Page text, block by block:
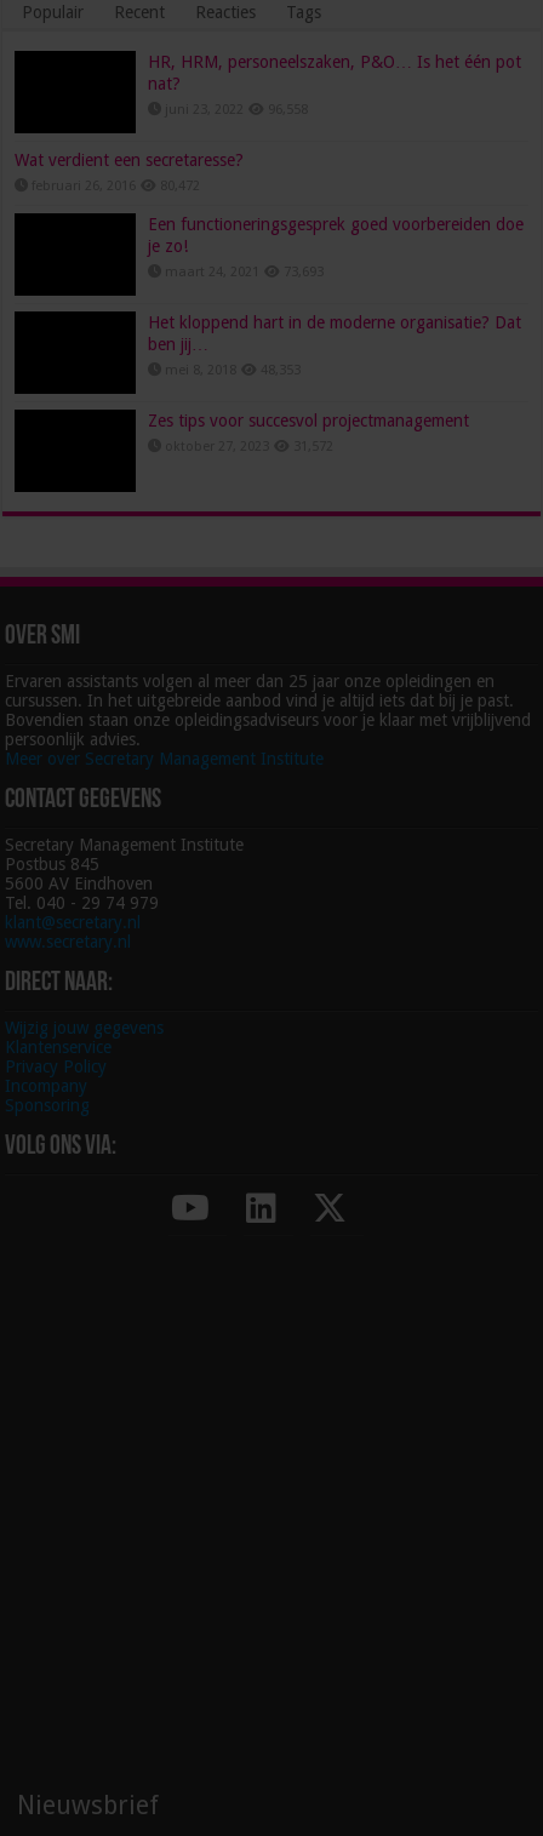
Populair Recent Reacties Tags
HR, HRM, personeelszaken, P&O… Is het één pot
nat?
Wat verdient een secretaresse?
Een functioneringsgesprek goed voorbereiden doe
je zo!
Het kloppend hart in de moderne organisatie? Dat
ben jij…
Zes tips voor succesvol projectmanagement
Over SMI
Ervaren assistants volgen al meer dan 25 jaar onze opleidingen en
cursussen. In het uitgebreide aanbod vind je altijd iets dat bij je past.
Bovendien staan onze opleidingsadviseurs voor je klaar met vrijblijvend
persoonlijk advies.
Meer over Secretary Management Institute
Contact gegevens
Secretary Management Institute
Postbus 845
5600 AV Eindhoven
Tel. 040 - 29 74 979
klant@secretary.nl
www.secretary.nl
Direct naar:
Wijzig jouw gegevens
Klantenservice
Privacy Policy
Incompany
Sponsoring
Volg ons via:
Nieuwsbrief